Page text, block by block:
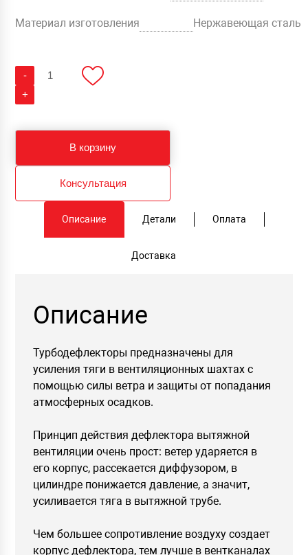
Материал изготовления Нержавеющая сталь
-
Количество
Турбодефлектор
Turbo-
+
В корзину
Консультация
Описание Детали Оплата
Доставка
Описание
Турбодефлекторы предназначены для
усиления тяги в вентиляционных шахтах с
помощью силы ветра и защиты от попадания
атмосферных осадков.
Принцип действия дефлектора вытяжной
вентиляции очень прост: ветер ударяется в
его корпус, рассекается диффузором, в
цилиндре понижается давление, а значит,
усиливается тяга в вытяжной трубе.
Чем большее сопротивление воздуху создает
корпус дефлектора, тем лучше в вентканалах